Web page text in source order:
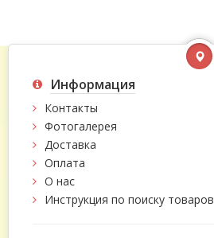
Информация
Контакты
Фотогалерея
Доставка
Оплата
О нас
Инструкция по поиску товаров